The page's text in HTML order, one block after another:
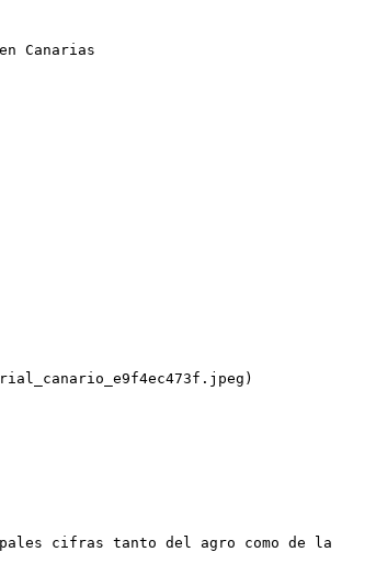
Canarias
cifras tanto del agro como de la